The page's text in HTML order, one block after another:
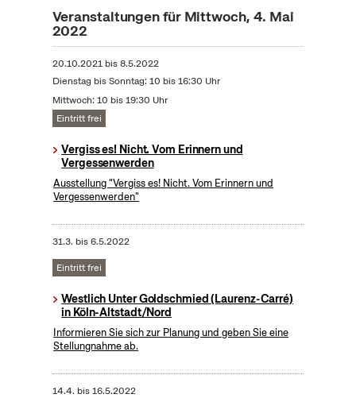
Veranstaltungen für Mittwoch, 4. Mai
2022
20.10.2021bis8.5.2022
Dienstag bis Sonntag: 10 bis 16:30 Uhr
Mittwoch: 10 bis 19:30 Uhr
Eintritt frei
Vergiss es! Nicht. Vom Erinnern und
Vergessenwerden
Ausstellung "Vergiss es! Nicht. Vom Erinnern und
Vergessenwerden"
31.3. bis6.5.2022
Eintritt frei
Westlich Unter Goldschmied (Laurenz-Carré)
in Köln-Altstadt/Nord
Informieren Sie sich zur Planung und geben Sie eine
Stellungnahme ab.
14.4. bis16.5.2022